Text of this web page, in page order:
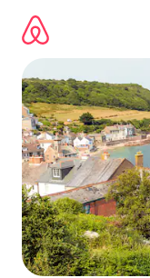
съдържанието